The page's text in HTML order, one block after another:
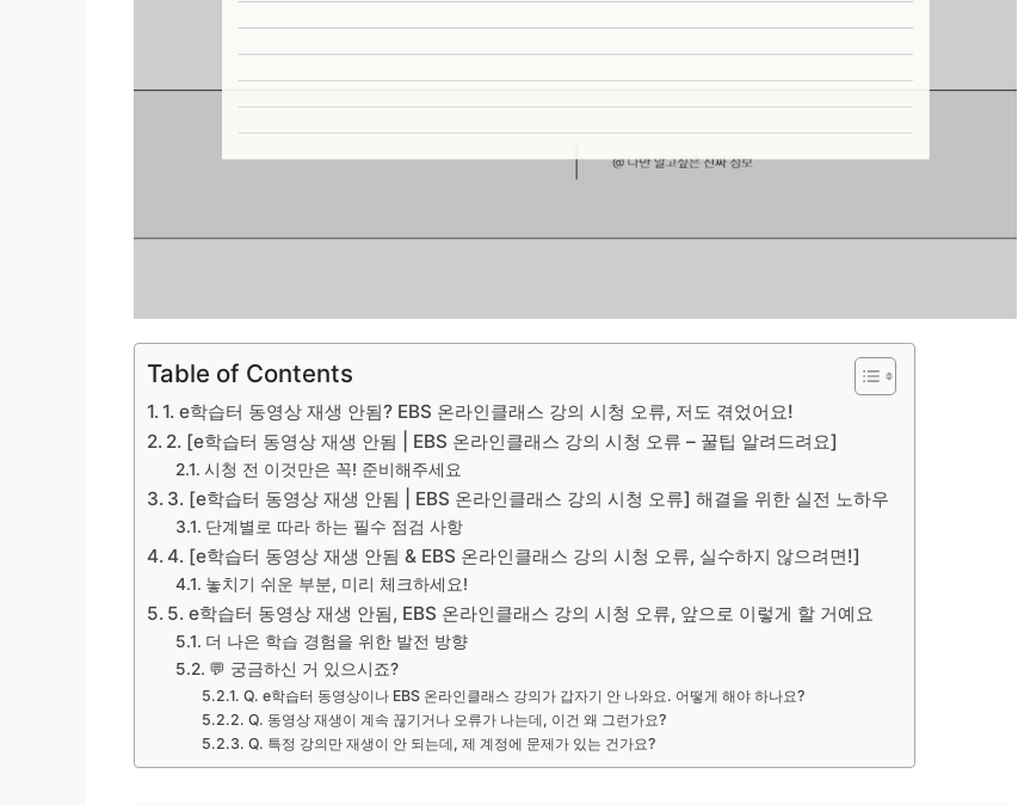
Table of Contents
1. e학습터 동영상 재생 안됨? EBS 온라인클래스 강의 시청 오류, 저도 겪었어요!
2. [e학습터 동영상 재생 안됨 | EBS 온라인클래스 강의 시청 오류 – 꿀팁 알려드려요]
시청 전 이것만은 꼭! 준비해주세요
3. [e학습터 동영상 재생 안됨 | EBS 온라인클래스 강의 시청 오류] 해결을 위한 실전 노하우
단계별로 따라 하는 필수 점검 사항
4. [e학습터 동영상 재생 안됨 & EBS 온라인클래스 강의 시청 오류, 실수하지 않으려면!]
놓치기 쉬운 부분, 미리 체크하세요!
5. e학습터 동영상 재생 안됨, EBS 온라인클래스 강의 시청 오류, 앞으로 이렇게 할 거예요
더 나은 학습 경험을 위한 발전 방향
💬 궁금하신 거 있으시죠?
Q. e학습터 동영상이나 EBS 온라인클래스 강의가 갑자기 안 나와요. 어떻게 해야 하나요?
Q. 동영상 재생이 계속 끊기거나 오류가 나는데, 이건 왜 그런가요?
Q. 특정 강의만 재생이 안 되는데, 제 계정에 문제가 있는 건가요?